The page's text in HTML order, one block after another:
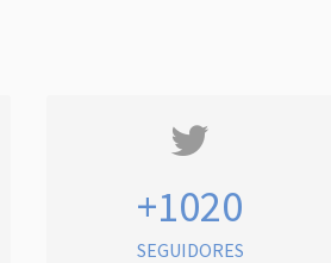
+1020
SEGUIDORES